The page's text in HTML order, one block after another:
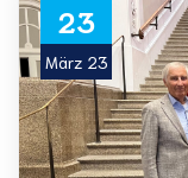
23
März 23